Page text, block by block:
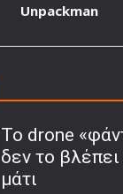
Unpackman
Το drone
δεν το
μάτι